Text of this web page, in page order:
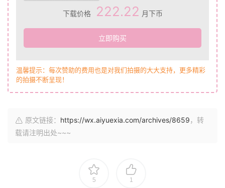
下载价格 222.22 月下币
立即购买
温馨提示：每次赞助的费用也是对我们拍摄的大大支持，更多精彩
的拍摄不断呈现！
原文链接： https://wx.aiyuexia.com/archives/8659，转
载请注明出处~~~
5 1